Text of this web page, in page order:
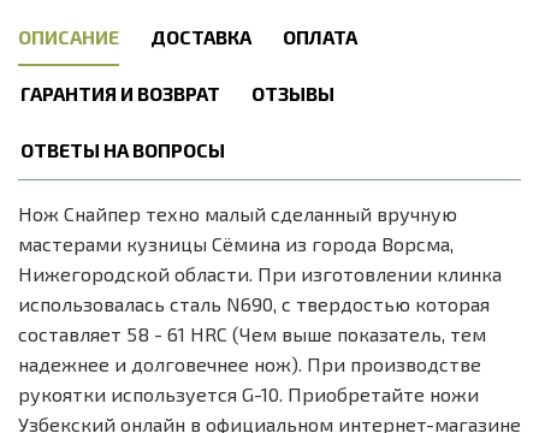
ОПИСАНИЕ ДОСТАВКА ОПЛАТА
ГАРАНТИЯ И ВОЗВРАТ ОТЗЫВЫ
ОТВЕТЫ НА ВОПРОСЫ
Нож Снайпер техно малый сделанный вручную
мастерами кузницы Сёмина из города Ворсма,
Нижегородской области. При изготовлении клинка
использовалась сталь N690, с твердостью которая
составляет 58 - 61 HRC (Чем выше показатель, тем
надежнее и долговечнее нож). При производстве
рукоятки используется G-10. Приобретайте ножи
Узбекский онлайн в официальном интернет-магазине